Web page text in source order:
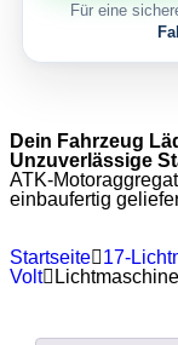
Für eine
Dein Fahrzeug
Unzuverlässige
ATK-
einbaufertig
Startseite
17-
Volt